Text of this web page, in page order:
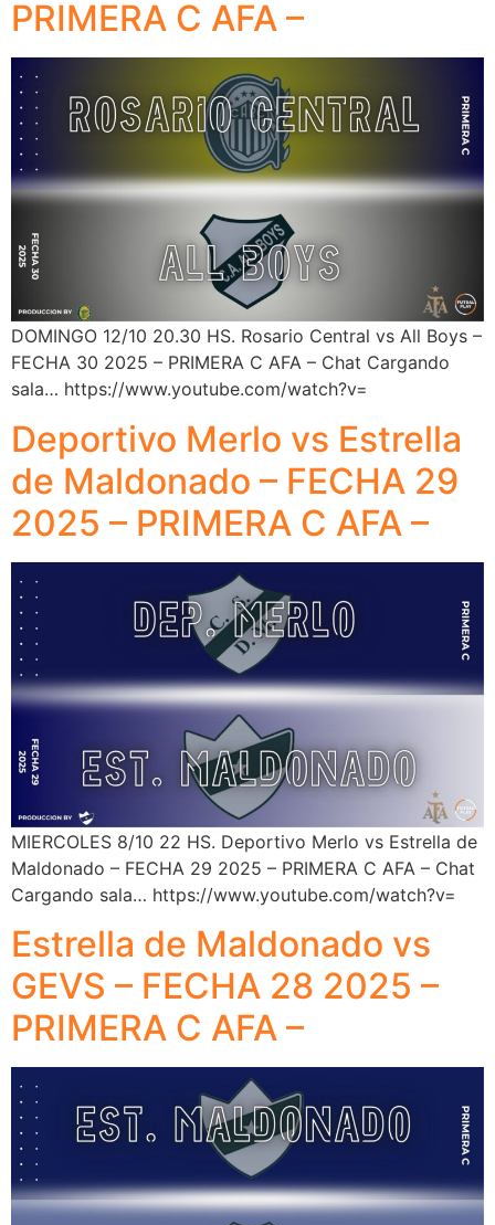
PRIMERA C AFA –
DOMINGO 12/10 20.30 HS. Rosario Central vs All Boys –
FECHA 30 2025 – PRIMERA C AFA – Chat Cargando
sala… https://www.youtube.com/watch?v=
Deportivo Merlo vs Estrella
de Maldonado – FECHA 29
2025 – PRIMERA C AFA –
MIERCOLES 8/10 22 HS. Deportivo Merlo vs Estrella de
Maldonado – FECHA 29 2025 – PRIMERA C AFA – Chat
Cargando sala… https://www.youtube.com/watch?v=
Estrella de Maldonado vs
GEVS – FECHA 28 2025 –
PRIMERA C AFA –